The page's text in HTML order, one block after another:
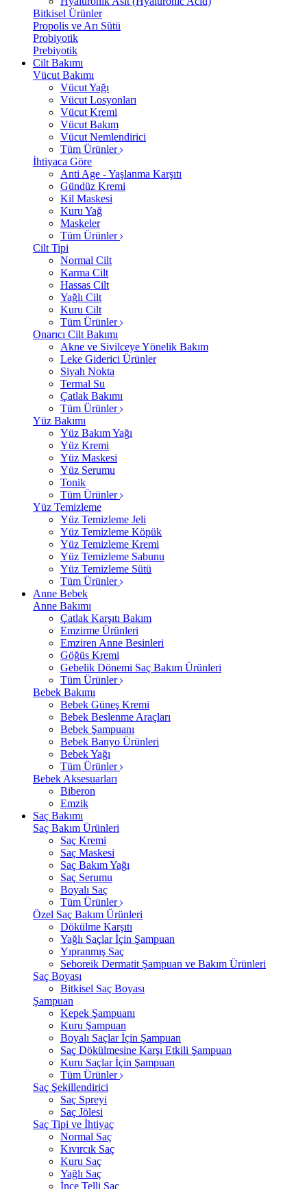
Bitkisel Ürünler
Propolis ve Arı Sütü
Probiyotik
Prebiyotik
Cilt Bakımı
Vücut Bakımı
Vücut Yağı
Vücut Losyonları
Vücut Kremi
Vücut Bakım
Vücut Nemlendirici
Tüm Ürünler
İhtiyaca Göre
Anti Age - Yaşlanma Karşıtı
Gündüz Kremi
Kil Maskesi
Kuru Yağ
Maskeler
Tüm Ürünler
Cilt Tipi
Normal Cilt
Karma Cilt
Hassas Cilt
Yağlı Cilt
Kuru Cilt
Tüm Ürünler
Onarıcı Cilt Bakımı
Akne ve Sivilceye Yönelik Bakım
Leke Giderici Ürünler
Siyah Nokta
Termal Su
Çatlak Bakımı
Tüm Ürünler
Yüz Bakımı
Yüz Bakım Yağı
Yüz Kremi
Yüz Maskesi
Yüz Serumu
Tonik
Tüm Ürünler
Yüz Temizleme
Yüz Temizleme Jeli
Yüz Temizleme Köpük
Yüz Temizleme Kremi
Yüz Temizleme Sabunu
Yüz Temizleme Sütü
Tüm Ürünler
Anne Bebek
Anne Bakımı
Çatlak Karşıtı Bakım
Emzirme Ürünleri
Emziren Anne Besinleri
Göğüs Kremi
Gebelik Dönemi Saç Bakım Ürünleri
Tüm Ürünler
Bebek Bakımı
Bebek Güneş Kremi
Bebek Beslenme Araçları
Bebek Şampuanı
Bebek Banyo Ürünleri
Bebek Yağı
Tüm Ürünler
Bebek Aksesuarları
Biberon
Emzik
Saç Bakımı
Saç Bakım Ürünleri
Saç Kremi
Saç Maskesi
Saç Bakım Yağı
Saç Serumu
Boyalı Saç
Tüm Ürünler
Özel Saç Bakım Ürünleri
Dökülme Karşıtı
Yağlı Saçlar İçin Şampuan
Yıpranmış Saç
Seboreik Dermatit Şampuan ve Bakım Ürünleri
Saç Boyası
Bitkisel Saç Boyası
Şampuan
Kepek Şampuanı
Kuru Şampuan
Boyalı Saçlar İçin Şampuan
Saç Dökülmesine Karşı Etkili Şampuan
Kuru Saçlar İçin Şampuan
Tüm Ürünler
Saç Şekillendirici
Saç Spreyi
Saç Jölesi
Saç Tipi ve İhtiyaç
Normal Saç
Kıvırcık Saç
Kuru Saç
Yağlı Saç
İnce Telli Saç